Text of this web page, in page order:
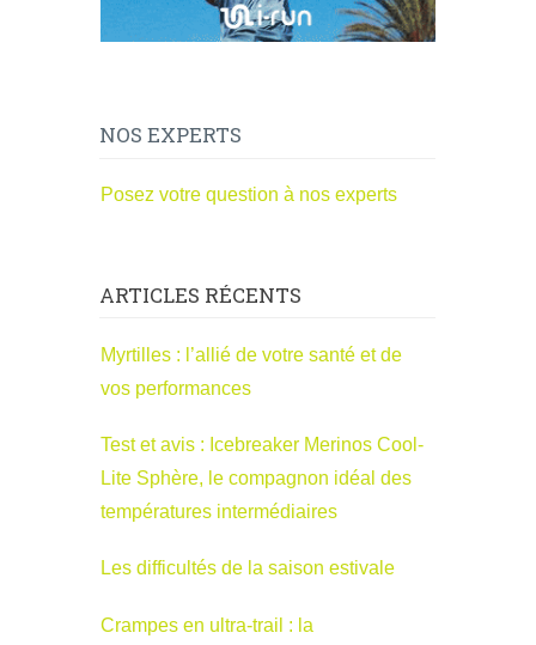
NOS EXPERTS
Posez votre question à nos experts
ARTICLES RÉCENTS
Myrtilles : l’allié de votre santé et de
vos performances
Test et avis : Icebreaker Merinos Cool-
Lite Sphère, le compagnon idéal des
températures intermédiaires
Les difficultés de la saison estivale
Crampes en ultra-trail : la